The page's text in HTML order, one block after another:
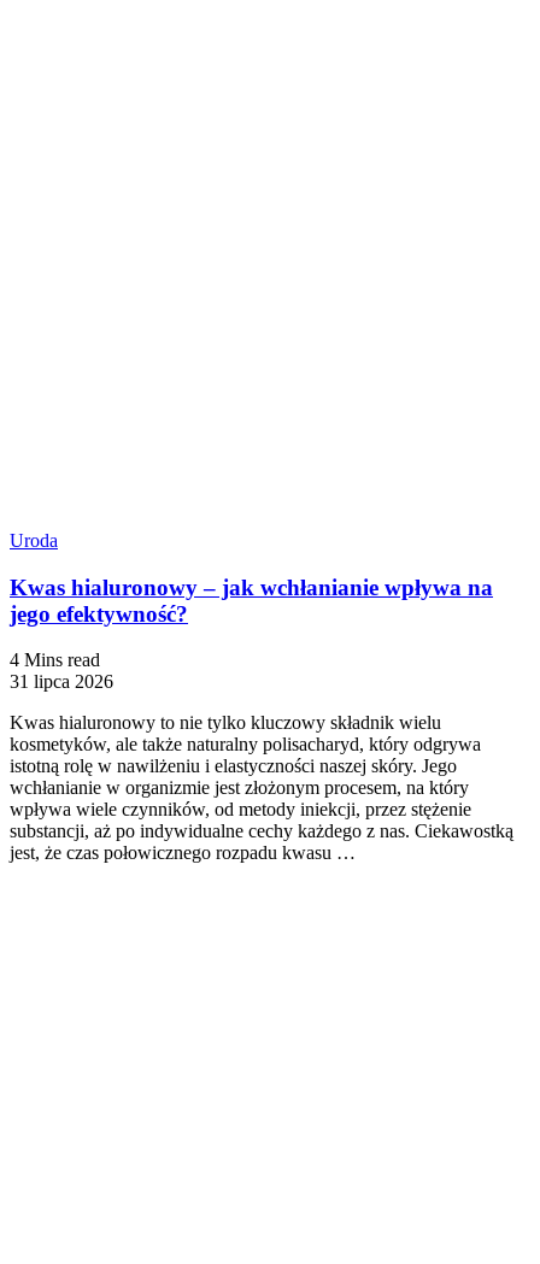
Uroda
Kwas hialuronowy – jak wchłanianie wpływa na
jego efektywność?
4 Mins read
31 lipca 2026
Kwas hialuronowy to nie tylko kluczowy składnik wielu
kosmetyków, ale także naturalny polisacharyd, który odgrywa
istotną rolę w nawilżeniu i elastyczności naszej skóry. Jego
wchłanianie w organizmie jest złożonym procesem, na który
wpływa wiele czynników, od metody iniekcji, przez stężenie
substancji, aż po indywidualne cechy każdego z nas. Ciekawostką
jest, że czas połowicznego rozpadu kwasu …